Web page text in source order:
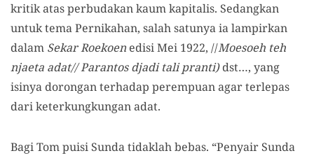
kritik atas perbudakan kaum kapitalis. Sedangkan
untuk tema Pernikahan, salah satunya ia lampirkan
dalam Sekar Roekoen edisi Mei 1922, //Moesoeh teh
njaeta adat// Parantos djadi tali pranti)dst…, yang
isinya dorongan terhadap perempuan agar terlepas
dari keterkungkungan adat.
Bagi Tom puisi Sunda tidaklah bebas. “Penyair Sunda